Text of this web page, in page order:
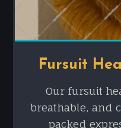
Fursuit
Our fursuit
breathable, and
packed